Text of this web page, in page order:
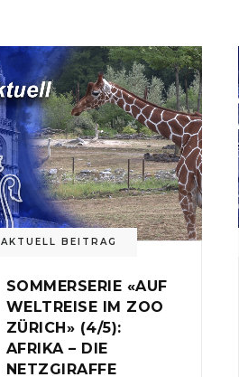
AKTUELL BEITRAG
SOMMERSERIE «AUF
WELTREISE IM ZOO
ZÜRICH» (4/5):
AFRIKA – DIE
NETZGIRAFFE